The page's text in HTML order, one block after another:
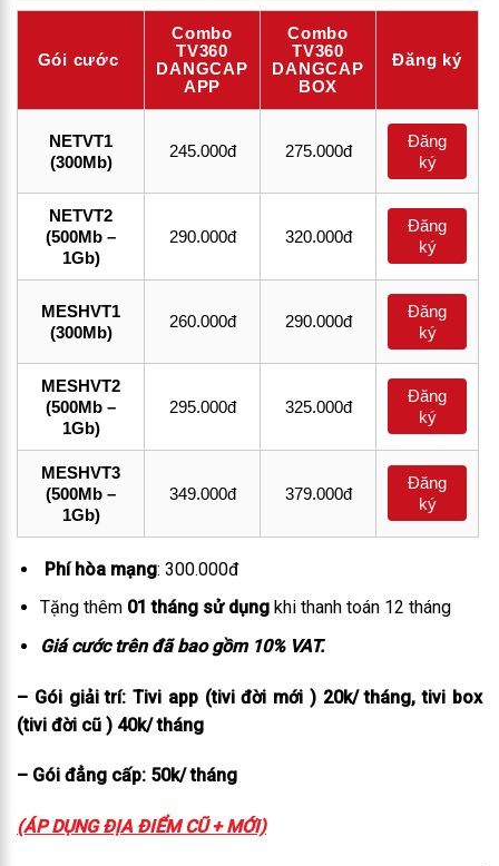
Gói cước
Combo
TV360
DANGCAP
APP
Combo
TV360
DANGCAP
BOX
Đăng ký
NETVT1
(300Mb)
245.000đ 275.000đ
Đăng
ký
NETVT2
(500Mb –
1Gb)
290.000đ 320.000đ
Đăng
ký
MESHVT1
(300Mb)
260.000đ 290.000đ
Đăng
ký
MESHVT2
(500Mb –
1Gb)
295.000đ 325.000đ
Đăng
ký
MESHVT3
(500Mb –
1Gb)
349.000đ 379.000đ
Đăng
ký
Phí hòa mạng: 300.000đ
Tặng thêm 01 tháng sử dụngkhi thanh toán 12 tháng
Giá cước trên đã bao gồm 10% VAT.
– Gói giải trí: Tivi app (tivi đời mới ) 20k/ tháng, tivi box
(tivi đời cũ ) 40k/ tháng
– Gói đẳng cấp: 50k/ tháng
(ÁP DỤNG ĐỊA ĐIỂM CŨ + MỚI)